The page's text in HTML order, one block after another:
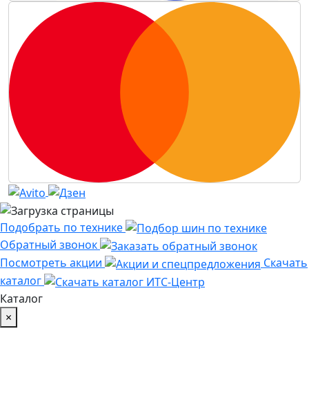
Подобрать по технике
Обратный звонок
Посмотреть акции
Скачать
каталог
Каталог
×